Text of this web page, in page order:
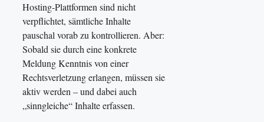
Hosting-Plattformen sind nicht
verpflichtet, sämtliche Inhalte
pauschal vorab zu kontrollieren. Aber:
Sobald sie durch eine konkrete
Meldung Kenntnis von einer
Rechtsverletzung erlangen, müssen sie
aktiv werden – und dabei auch
„sinngleiche“ Inhalte erfassen.